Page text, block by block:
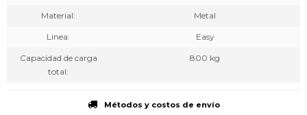
Material Metal
Linea Easy
Capacidad de carga
total
800 kg
Métodos y costos de envío